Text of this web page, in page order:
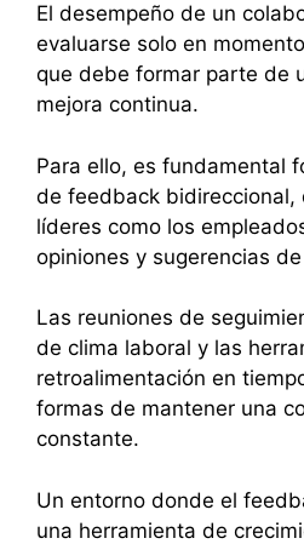
El desempeño de un
evaluarse solo en
que debe formar parte de
mejora continua.
Para ello, es fundamental
de feedback bidireccional,
líderes como los
opiniones y sugerencias
Las reuniones de
de clima laboral y las
retroalimentación en
formas de mantener una
constante.
Un entorno donde el
una herramienta de